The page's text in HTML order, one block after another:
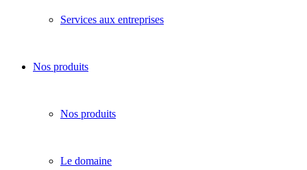
Services aux entreprises
Nos produits
Nos produits
Le domaine